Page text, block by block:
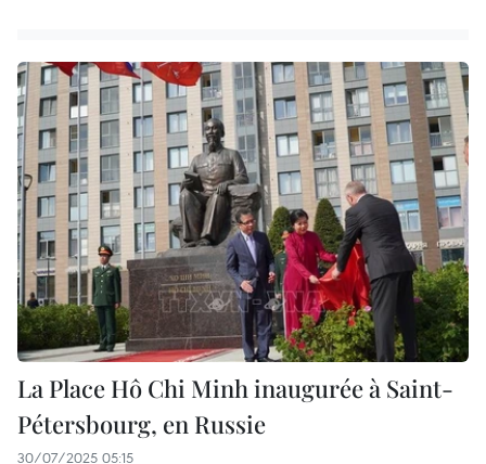
La Place Hô Chi Minh inaugurée à Saint-
Pétersbourg, en Russie
30/07/2025 05:15